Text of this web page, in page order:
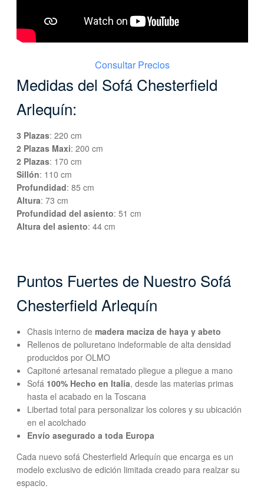
Consultar Precios
Medidas del Sofá Chesterfield
Arlequín:
3 Plazas: 220 cm
2 Plazas Maxi: 200 cm
2 Plazas: 170 cm
Sillón: 110 cm
Profundidad: 85 cm
Altura: 73 cm
Profundidad del asiento: 51 cm
Altura del asiento: 44 cm
Puntos Fuertes de Nuestro Sofá
Chesterfield Arlequín
Chasis interno de madera maciza de haya y abeto
Rellenos de poliuretano indeformable de alta densidad
producidos por OLMO
Capitoné artesanal rematado pliegue a pliegue a mano
Sofá 100% Hecho en Italia, desde las materias primas
hasta el acabado en la Toscana
Libertad total para personalizar los colores y su ubicación
en el acolchado
Envío asegurado a toda Europa
Cada nuevo sofá Chesterfield Arlequín que encarga es un
modelo exclusivo de edición limitada creado para realzar su
espacio.